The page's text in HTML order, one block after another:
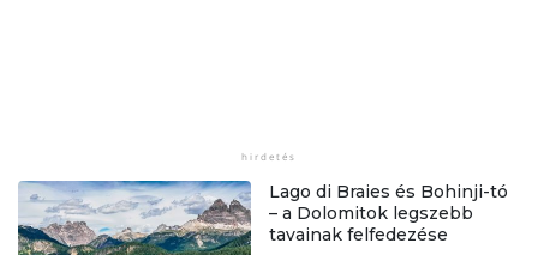
Lago di Braies és Bohinji-tó
– a Dolomitok legszebb
tavainak felfedezése